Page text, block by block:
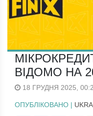
ВІДОМО НА
18 ГРУДНЯ 2025,
ОПУБЛІКОВАНО |